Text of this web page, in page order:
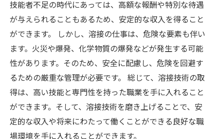
技能者不足の時代にあっては、高額な報酬や特別な待遇
が与えられることもあるため、安定的な収入を得ること
ができます。 しかし、溶接の仕事は、危険な要素も伴い
ます。火災や爆発、化学物質の爆発などが発生する可能
性があります。そのため、安全に配慮し、危険を回避す
るための厳重な管理が必要です。 総じて、溶接技術の取
得は、高い技能と専門性を持った職業を手に入れること
ができます。そして、溶接技術を磨き上げることで、安
定的な収入や将来にわたって働くことができる良好な職
場環境を手に入れることができます。